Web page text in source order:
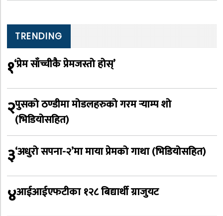
TRENDING
१‘प्रेम साँच्चीकै प्रेमजस्तो होस्’
२पुसको ठण्डीमा मोडलहरुको गरम र्‍याम्प शो
(भिडियोसहित)
३‘अधुरो सपना-२’मा माया प्रेमको गाथा (भिडियोसहित)
४आईआईएफटीका १२८ बिद्यार्थी ग्राजुयट